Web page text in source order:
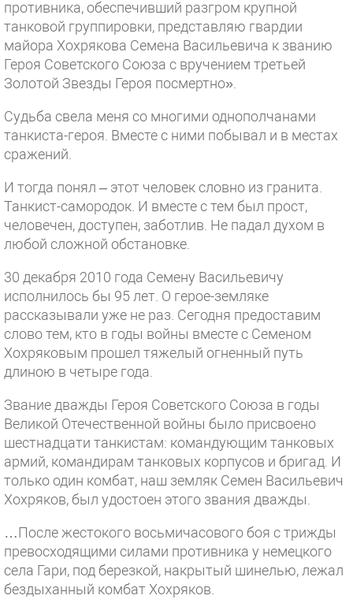
противника, обеспечивший разгром крупной
танковой группировки, представляю гвардии
майора Хохрякова Семена Васильевича к званию
Героя Советского Союза с вручением третьей
Золотой Звезды Героя посмертно».
Судьба свела меня со многими однополчанами
танкиста-героя. Вместе с ними побывал и в местах
сражений.
И тогда понял – этот человек словно из гранита.
Танкист-самородок. И вместе с тем был прост,
человечен, доступен, заботлив. Не падал духом в
любой сложной обстановке.
30 декабря 2010 года Семену Васильевичу
исполнилось бы 95 лет. О герое-земляке
рассказывали уже не раз. Сегодня предоставим
слово тем, кто в годы войны вместе с Семеном
Хохряковым прошел тяжелый огненный путь
длиною в четыре года.
Звание дважды Героя Советского Союза в годы
Великой Отечественной войны было присвоено
шестнадцати танкистам: командующим танковых
армий, командирам танковых корпусов и бригад. И
только один комбат, наш земляк Семен Васильевич
Хохряков, был удостоен этого звания дважды.
…После жестокого восьмичасового боя с трижды
превосходящими силами противника у немецкого
села Гари, под березкой, накрытый шинелью, лежал
бездыханный комбат Хохряков.